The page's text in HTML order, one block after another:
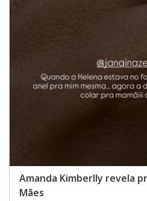
Amanda Kimberlly revela
Mães